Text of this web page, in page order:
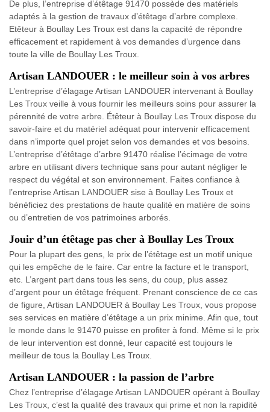
De plus, l’entreprise d’étêtage 91470 possède des matériels
adaptés à la gestion de travaux d’étêtage d’arbre complexe.
Etêteur à Boullay Les Troux est dans la capacité de répondre
efficacement et rapidement à vos demandes d’urgence dans
toute la ville de Boullay Les Troux.
Artisan LANDOUER : le meilleur soin à vos arbres
L’entreprise d’élagage Artisan LANDOUER intervenant à Boullay
Les Troux veille à vous fournir les meilleurs soins pour assurer la
pérennité de votre arbre. Étêteur à Boullay Les Troux dispose du
savoir-faire et du matériel adéquat pour intervenir efficacement
dans n’importe quel projet selon vos demandes et vos besoins.
L’entreprise d’étêtage d’arbre 91470 réalise l’écimage de votre
arbre en utilisant divers technique sans pour autant négliger le
respect du végétal et son environnement. Faites confiance à
l’entreprise Artisan LANDOUER sise à Boullay Les Troux et
bénéficiez des prestations de haute qualité en matière de soins
ou d’entretien de vos patrimoines arborés.
Jouir d’un étêtage pas cher à Boullay Les Troux
Pour la plupart des gens, le prix de l’étêtage est un motif unique
qui les empêche de le faire. Car entre la facture et le transport,
etc. L’argent part dans tous les sens, du coup, plus assez
d’argent pour un étêtage fréquent. Prenant conscience de ce cas
de figure, Artisan LANDOUER à Boullay Les Troux, vous propose
ses services en matière d’étêtage a un prix minime. Afin que, tout
le monde dans le 91470 puisse en profiter à fond. Même si le prix
de leur intervention est donné, leur capacité est toujours le
meilleur de tous la Boullay Les Troux.
Artisan LANDOUER : la passion de l’arbre
Chez l’entreprise d’élagage Artisan LANDOUER opérant à Boullay
Les Troux, c’est la qualité des travaux qui prime et non la rapidité